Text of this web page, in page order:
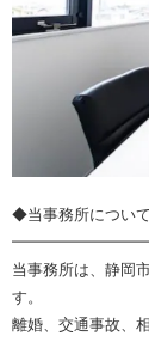
◆当事務所について
当事務所は、静岡
す。
離婚、交通事故、